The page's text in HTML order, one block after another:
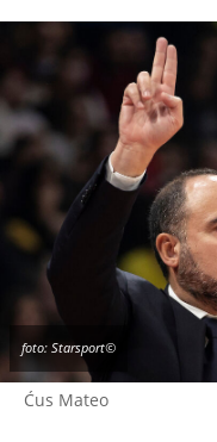
Ćus Mateo
foto: Starsport©